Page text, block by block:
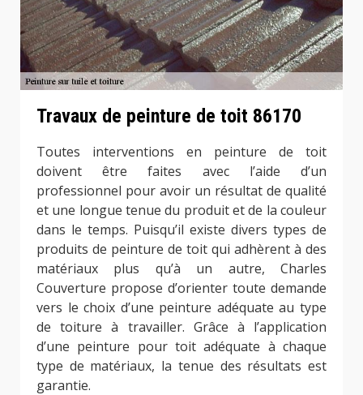
Travaux de peinture de toit 86170
Toutes interventions en peinture de toit
doivent être faites avec l’aide d’un
professionnel pour avoir un résultat de qualité
et une longue tenue du produit et de la couleur
dans le temps. Puisqu’il existe divers types de
produits de peinture de toit qui adhèrent à des
matériaux plus qu’à un autre, Charles
Couverture propose d’orienter toute demande
vers le choix d’une peinture adéquate au type
de toiture à travailler. Grâce à l’application
d’une peinture pour toit adéquate à chaque
type de matériaux, la tenue des résultats est
garantie.